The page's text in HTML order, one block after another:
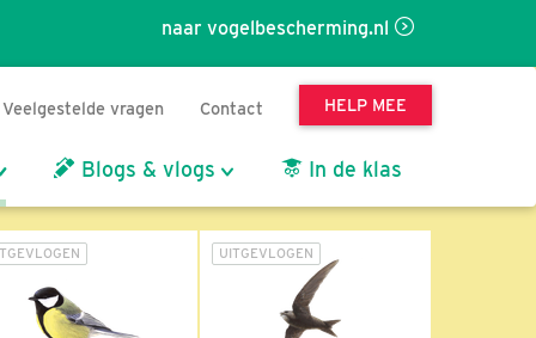
naar vogelbescherming.nl
Veelgestelde vragen Contact HELP MEE
Blogs & vlogs In de klas
UITGEVLOGEN